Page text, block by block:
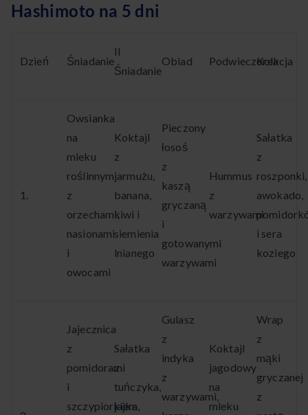
Hashimoto na 5 dni
Dzień Śniadanie
II
Śniadanie
Obiad Podwieczorek
Kolacja
1.
Owsianka
na
mleku
roślinnym
z
orzechami,
nasionami
i
owocami
Koktajl
z
jarmużu,
banana,
kiwi i
siemienia
lnianego
Pieczony
łosoś
z
kaszą
gryczaną
i
gotowanymi
warzywami
Hummus
z
warzywami
Sałatka
z
roszponki,
awokado,
i sera
koziego
Jajecznica
z
pomidorami
i
szczypiorkiem
Sałatka
z
tuńczyka,
jajka,
Gulasz
z
indyka
z
warzywami,
Koktajl
jagodowy
na
mleku
Wrap
z
mąki
gryczanej
z